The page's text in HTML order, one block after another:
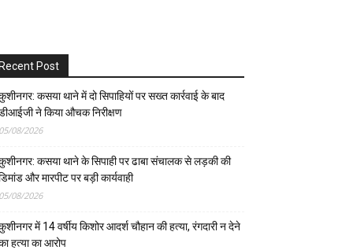
Recent Post
कसया थाने में दो सिपाहियों पर सख्त कार्रवाई के बाद
ने किया औचक निरीक्षण
05/08/2026
कसया थाने के सिपाही पर ढाबा संचालक से लड़की की
और मारपीट पर बड़ी कार्यवाही
05/08/2026
में 14 वर्षीय किशोर आदर्श चौहान की हत्या, रंगदारी न देने
हत्या का आरोप